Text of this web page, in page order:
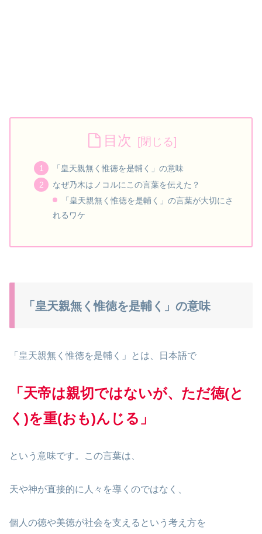
目次
「皇天親無く惟徳を是輔く」の意味
なぜ乃木はノコルにこの言葉を伝えた？
「皇天親無く惟徳を是輔く」の言葉が大切にさ
れるワケ
「皇天親無く惟徳を是輔く」の意味
「皇天親無く惟徳を是輔く」とは、日本語で
「天帝は親切ではないが、ただ徳(と
く)を重(おも)んじる」
という意味です。この言葉は、
天や神が直接的に人々を導くのではなく、
個人の徳や美徳が社会を支えるという考え方を